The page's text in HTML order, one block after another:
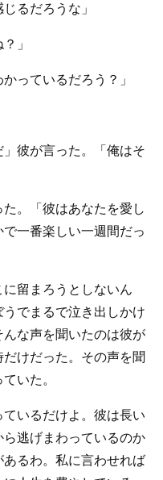
るだろうな」
」
っているだろう？」
」彼が言った。「俺はそ
た。「彼はあなたを愛し
一番楽しい一週間だっ
に留まろうとしないん
でまるで泣き出しかけ
な声を聞いたのは彼が
けだった。その声を聞
いた。
ているだけよ。彼は長い
逃げまわっているのか
るわ。私に言わせれば